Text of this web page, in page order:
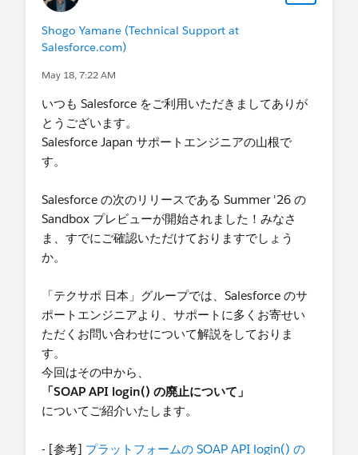
■「Salesforce.com」ドメインのメールアドレスも
ドメイン検証の対象でしょうか？
【今後必要な対応】
もし、未検証のドメインがある場合には、下記ヘ
ルプ記事をご確認いただき、「DKIM鍵」の設定、
もしくは、「承認済みメールドメイン」の設定を
【Spring '26 におけるメール配信ドメインの検証
要件について】
なお、リマインドメールに記載のとおり、「未確
用」オプションは、現時点では、2026年6月23日
から7月3日の間で自動的に有効化される予定で
す。
詳細については、下記英語版Summer'26リリース
ノートをご参照ください。
【Avoid Email Disruption with Automatic June
Shogo Yamane (Technical Support at
Salesforce.com)
May 18, 7:22 AM
いつも Salesforce をご利用いただきましてありが
とうございます。
Salesforce Japan サポートエンジニアの山根で
す。
Salesforce の次のリリースである Summer '26 の
Sandbox プレビューが開始されました！みなさ
ま、すでにご確認いただけておりますでしょう
か。
「テクサポ 日本」グループでは、Salesforce のサ
ポートエンジニアより、サポートに多くお寄せい
ただくお問い合わせについて解説をしておりま
す。
今回はその中から、
「SOAP API login() の廃止について」
についてご紹介いたします。
- [参考] プラットフォームの SOAP API login() の